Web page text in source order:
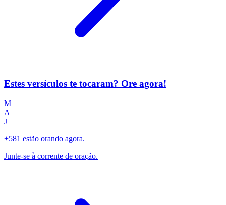
Estes versículos te tocaram? Ore agora!
M
A
J
+581 estão orando agora.
Junte-se à corrente de oração.